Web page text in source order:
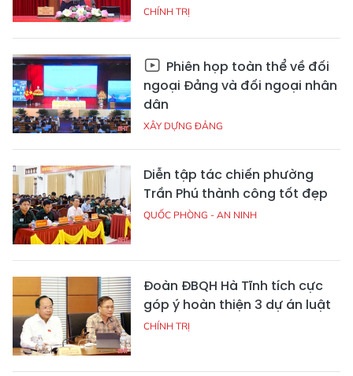
CHÍNH TRỊ
Phiên họp toàn thể về đối
ngoại Đảng và đối ngoại nhân
dân
XÂY DỰNG ĐẢNG
Diễn tập tác chiến phường
Trần Phú thành công tốt đẹp
QUỐC PHÒNG - AN NINH
Đoàn ĐBQH Hà Tĩnh tích cực
góp ý hoàn thiện 3 dự án luật
CHÍNH TRỊ